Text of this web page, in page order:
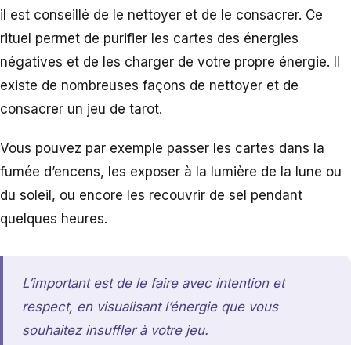
il est conseillé de le nettoyer et de le consacrer. Ce
rituel permet de purifier les cartes des énergies
négatives et de les charger de votre propre énergie. Il
existe de nombreuses façons de nettoyer et de
consacrer un jeu de tarot.
Vous pouvez par exemple passer les cartes dans la
fumée d’encens, les exposer à la lumière de la lune ou
du soleil, ou encore les recouvrir de sel pendant
quelques heures.
L’important est de le faire avec intention et
respect, en visualisant l’énergie que vous
souhaitez insuffler à votre jeu.